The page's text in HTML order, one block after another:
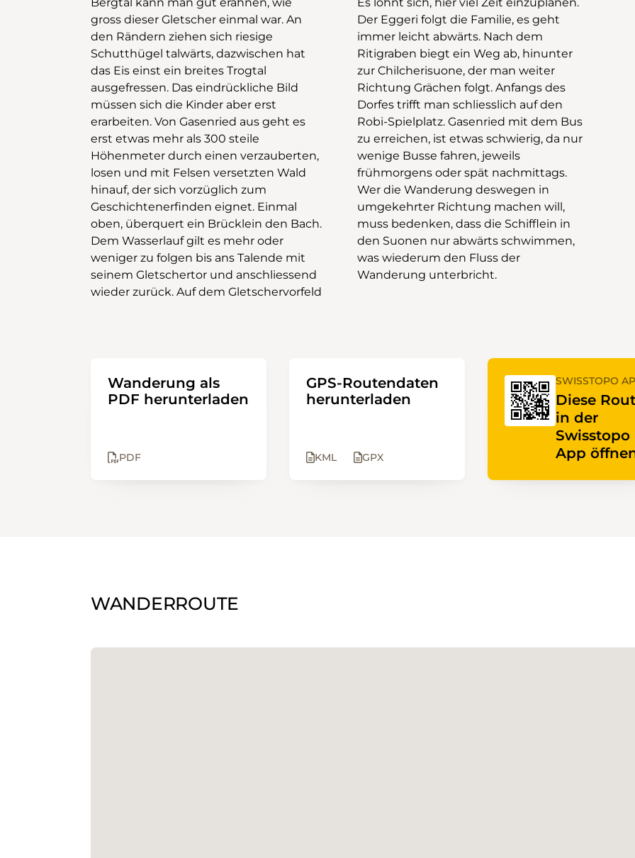
gross dieser Gletscher einmal war. An
den Rändern ziehen sich riesige
Schutthügel talwärts, dazwischen hat
das Eis einst ein breites Trogtal
ausgefressen. Das eindrückliche Bild
müssen sich die Kinder aber erst
erarbeiten. Von Gasenried aus geht es
erst etwas mehr als 300 steile
Höhenmeter durch einen verzauberten,
losen und mit Felsen versetzten Wald
hinauf, der sich vorzüglich zum
Geschichtenerfinden eignet. Einmal
oben, überquert ein Brücklein den Bach.
Dem Wasserlauf gilt es mehr oder
weniger zu folgen bis ans Talende mit
seinem Gletschertor und anschliessend
wieder zurück. Auf dem Gletschervorfeld
Der Eggeri folgt die Familie, es geht
immer leicht abwärts. Nach dem
Ritigraben biegt ein Weg ab, hinunter
zur Chilcherisuone, der man weiter
Richtung Grächen folgt. Anfangs des
Dorfes trifft man schliesslich auf den
Robi-Spielplatz. Gasenried mit dem Bus
zu erreichen, ist etwas schwierig, da nur
wenige Busse fahren, jeweils
frühmorgens oder spät nachmittags.
Wer die Wanderung deswegen in
umgekehrter Richtung machen will,
muss bedenken, dass die Schifflein in
den Suonen nur abwärts schwimmen,
was wiederum den Fluss der
Wanderung unterbricht.
Wanderung als
PDF herunterladen
PDF
GPS-Routendaten
herunterladen
KML GPX
SWISSTOPO
Diese
in der
Swisstopo
App
WANDERROUTE